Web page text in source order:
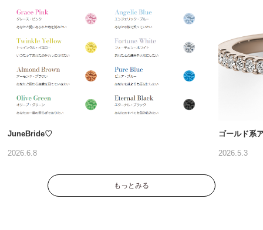
JuneBride♡
2026.6.8
ゴールド系
2026.5.3
もっとみる